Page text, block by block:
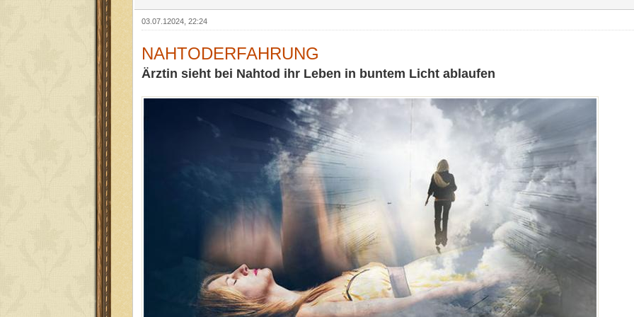
03.07.12024, 22:24
NAHTODERFAHRUNG
Ärztin sieht bei Nahtod ihr Leben in buntem Licht ablaufen